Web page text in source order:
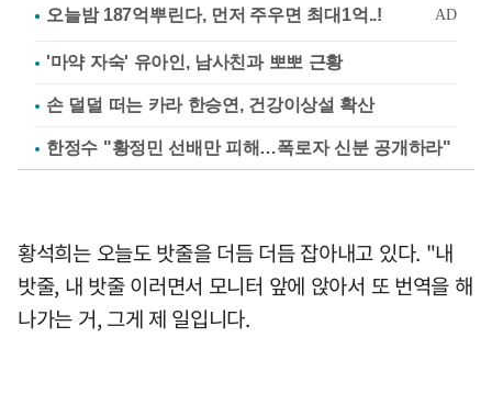
'마약 자숙' 유아인, 남사친과 뽀뽀 근황
손 덜덜 떠는 카라 한승연, 건강이상설 확산
한정수 "황정민 선배만 피해…폭로자 신분 공개하라"
황석희는 오늘도 밧줄을 더듬 더듬 잡아내고 있다. "내
밧줄, 내 밧줄 이러면서 모니터 앞에 앉아서 또 번역을 해
나가는 거, 그게 제 일입니다.